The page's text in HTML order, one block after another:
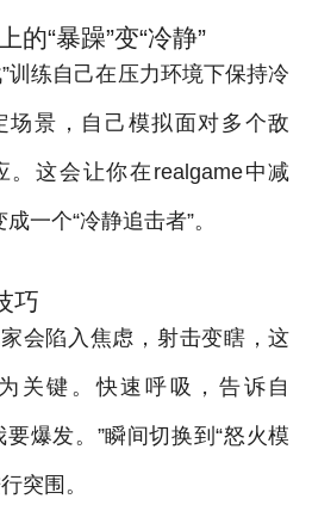
的“暴躁”变“冷静”
训练自己在压力环境下保持冷
场景，自己模拟面对多个敌
。这会让你在realgame中减
一个“冷静追击者”。
巧
会陷入焦虑，射击变瞎，这
关键。快速呼吸，告诉自
爆发。”瞬间切换到“怒火模
突围。